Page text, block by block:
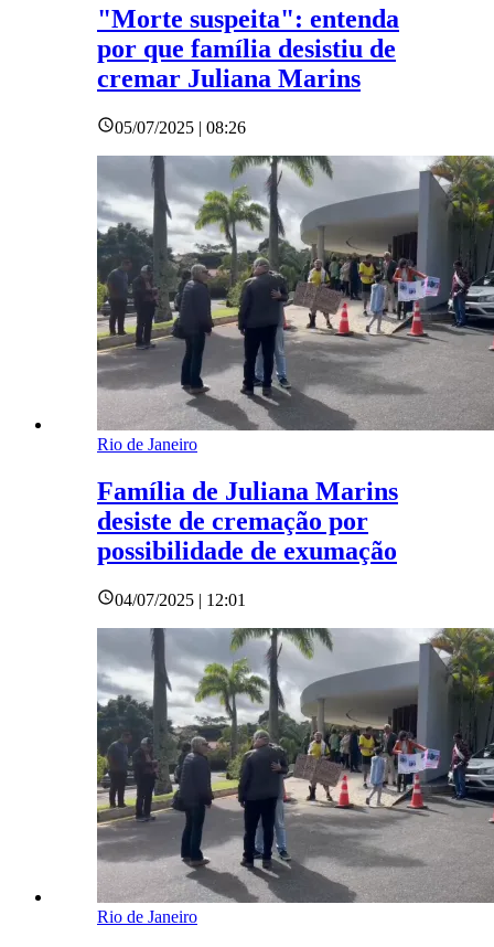
"Morte suspeita": entenda
por que família desistiu de
cremar Juliana Marins
05/07/2025 | 08:26
Rio de Janeiro
Família de Juliana Marins
desiste de cremação por
possibilidade de exumação
04/07/2025 | 12:01
Rio de Janeiro